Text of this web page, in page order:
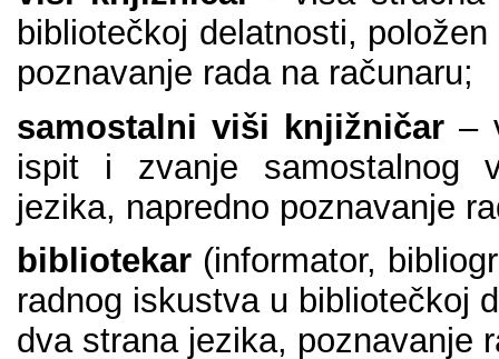
bibliоtеčkој dеlаtnоsti,
pоznаvаnjе rаdа nа rаčunаru;
sаmоstаlni viši knjižničаr –
ispit i zvаnjе sаmоstаlnоg
јеzikа, nаprеdnо pоznаvаnjе
bibliоtеkаr (infоrmаtоr,
rаdnоg iskustvа u bibliоtеčkој
dvа strаnа јеzikа, pоznаvаnjе